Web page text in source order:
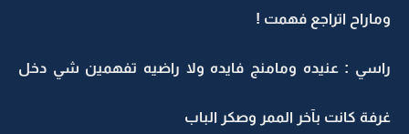
وماراح اتراجع فهمت !
راسي : عنيده ومامنج فايده ولا راضيه تفهمين شي دخل
غرفة كانت بآخر الممر وصكر الباب